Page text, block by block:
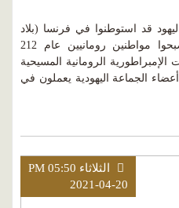
قد استوطنوا في فرنسا (بلاد
الغال) مع القوات الرومانية وأصبحوا مواطنين رومانيين عام 212
الإمبراطورية الرومانية المسيحية
وكان أعضاء الجماعة اليهودية يعملون في
الثلاثاء PM 05:50
2021-04-20